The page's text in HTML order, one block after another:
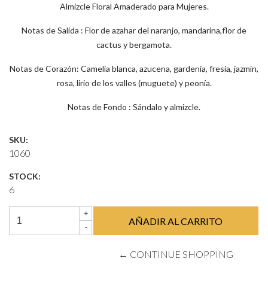
Almizcle Floral Amaderado para Mujeres.
Notas de Salida : Flor de azahar del naranjo, mandarina,flor de
cactus y bergamota.
Notas de Corazón: Camelia blanca, azucena, gardenia, fresia, jazmín,
rosa, lirio de los valles (muguete) y peonía.
Notas de Fondo : Sándalo y almizcle.
SKU:
1060
STOCK:
6
+
-
← CONTINUE SHOPPING